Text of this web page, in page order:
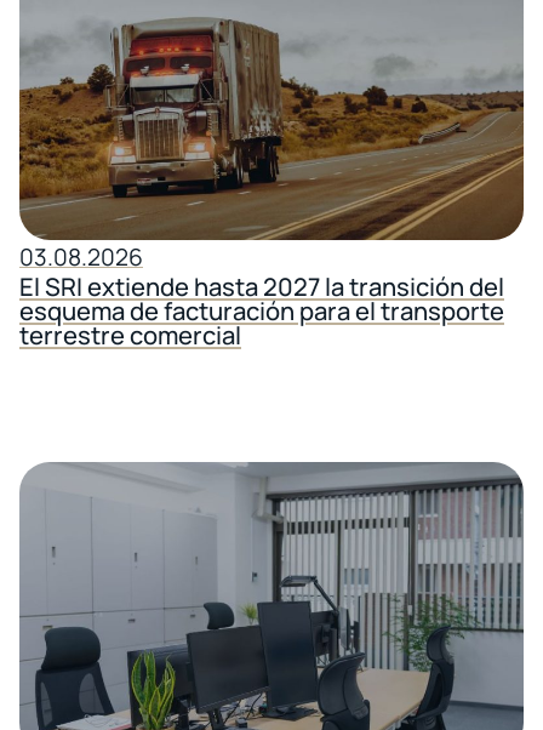
03.08.2026
El SRI extiende hasta 2027 la transición del
esquema de facturación para el transporte
terrestre comercial